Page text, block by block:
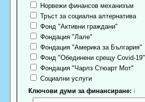
Норвежи финансов механизъм
Тръст за социална алтернатива
Фонд "Активни граждани"
Фондация "Лале"
Фондация "Америка за България"
Фонд "Обединени срещу Covid-19"
Фондация "Чарлз Стюарт Мот"
Социални услуги
Ключови думи за финансиране: ℹ